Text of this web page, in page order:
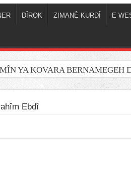
DÎROK ZIMANÊ KURDÎ E
YA KOVARA BERNAMEGEH
Ebdî